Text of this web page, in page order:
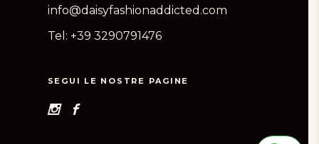
info@daisyfashionaddicted.com
Tel: +39 3290791476
SEGUI LE NOSTRE PAGINE